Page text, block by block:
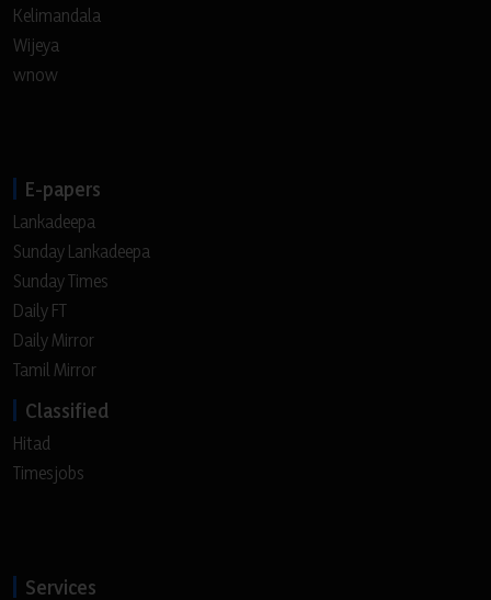
Kelimandala
Wijeya
wnow
E-papers
Lankadeepa
Sunday Lankadeepa
Sunday Times
Daily FT
Daily Mirror
Tamil Mirror
Classified
Hitad
Timesjobs
Services